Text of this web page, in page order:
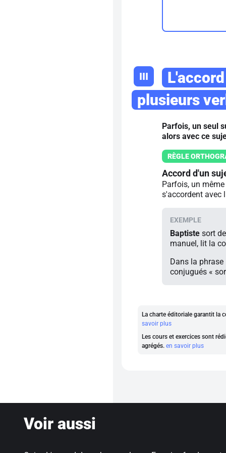
III
plusieurs
Parfois, un seul
alors avec ce
Accord d'un
Parfois, un
s'accordent avec
Baptiste sort
manuel, lit la
Dans la phrase
conjugués «
La charte éditoriale garantit la
savoir plus
Les cours et exercices sont
agrégés. en savoir plus
Voir aussi